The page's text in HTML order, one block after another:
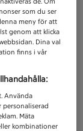
som du ser
meny för att
genom att klicka
Dina val
finns i vår
Använda
personaliserad
Mäta
kombinationer